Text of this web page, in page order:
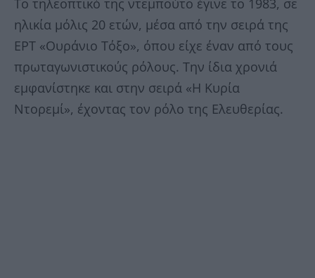
Το τηλεοπτικό της ντεμπούτο έγινε το 1983, σε
ηλικία μόλις 20 ετών, μέσα από την σειρά της
ΕΡΤ «Ουράνιο Τόξο», όπου είχε έναν από τους
πρωταγωνιστικούς ρόλους. Την ίδια χρονιά
εμφανίστηκε και στην σειρά «Η Κυρία
Ντορεμί», έχοντας τον ρόλο της Ελευθερίας.